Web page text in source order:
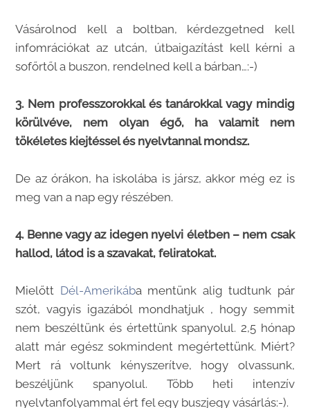
Vásárolnod kell a boltban, kérdezgetned kell
infomrációkat az utcán, útbaigazítást kell kérni a
sofőrtől a buszon, rendelned kell a bárban…:-)
3. Nem professzorokkal és tanárokkal vagy mindig
körülvéve, nem olyan égő, ha valamit nem
tökéletes kiejtéssel és nyelvtannal mondsz.
De az órákon, ha iskolába is jársz, akkor még ez is
meg van a nap egy részében.
4. Benne vagy az idegen nyelvi életben – nem csak
hallod, látod is a szavakat, feliratokat.
Mielőtt Dél-Amerikába mentünk alig tudtunk pár
szót, vagyis igazából mondhatjuk , hogy semmit
nem beszéltünk és értettünk spanyolul. 2,5 hónap
alatt már egész sokmindent megértettünk. Miért?
Mert rá voltunk kényszerítve, hogy olvassunk,
beszéljünk spanyolul. Több heti intenzív
nyelvtanfolyammal ért fel egy buszjegy vásárlás:-).